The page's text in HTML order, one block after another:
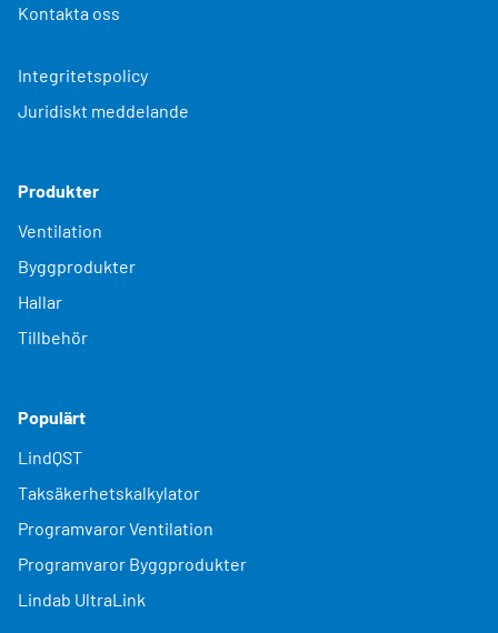
Kontakta oss
Integritetspolicy
Juridiskt meddelande
Produkter
Ventilation
Byggprodukter
Hallar
Tillbehör
Populärt
LindQST
Taksäkerhetskalkylator
Programvaror Ventilation
Programvaror Byggprodukter
Lindab UltraLink